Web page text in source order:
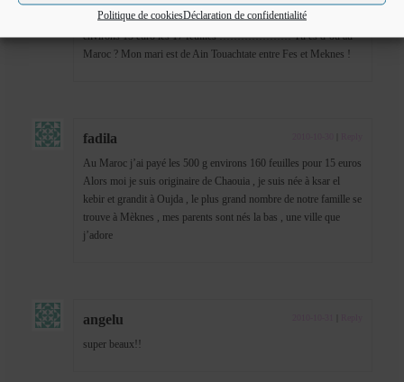
Politique de cookiesDéclaration de confidentialité
Et oui la gélatine au Maroc est bien moins chere , ici s’est
environs 15 euro les 17 feuilles !!!!!!!!!!!!!!!!!!!! Tu es d’ou au
Maroc ? Mon mari est de Ain Touachtate entre Fes et Meknes !
fadila
Au Maroc j’ai payé les 500 g environs 160 feuilles pour 15 euros
Alors moi je suis originaire de Chaouia , je suis née à ksar el
kebir et grandit à Oujda , le plus grand nombre de notre famille se
trouve à Mèknes , mes parents sont nés la bas , une ville que
j’adore
angelu
super beaux!!